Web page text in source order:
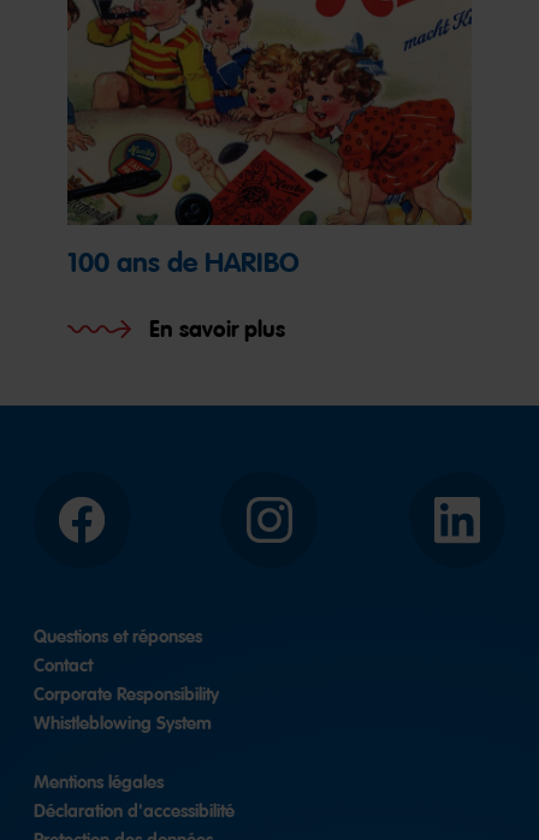
100 ans de HARIBO
En savoir plus
Facebook Instagram LinkedIn
Questions et réponses
Contact
Corporate Responsibility
Whistleblowing System
Mentions légales
Déclaration d'accessibilité